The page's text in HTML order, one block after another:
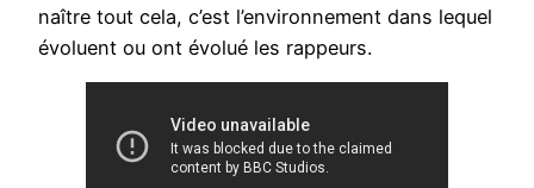
naître tout cela, c’est l’environnement dans lequel
évoluent ou ont évolué les rappeurs.